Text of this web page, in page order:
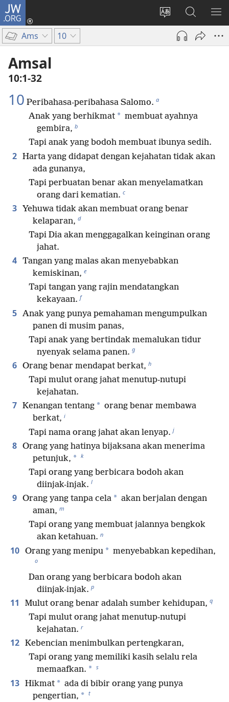
JW.ORG
Ganti
bahasa
situs
Log
(terbuka
Cari
JW.ORG
Ams 10
Amsal
10:1-32
10 Peribahasa-peribahasa Salomo. a
Anak yang berhikmat * membuat ayahnya
gembira, b
Tapi anak yang bodoh membuat ibunya sedih.
2 Harta yang didapat dengan kejahatan tidak akan
ada gunanya,
Tapi perbuatan benar akan menyelamatkan
orang dari kematian. c
3 Yehuwa tidak akan membuat orang benar
kelaparan, d
Tapi Dia akan menggagalkan keinginan orang
jahat.
4 Tangan yang malas akan menyebabkan
kemiskinan, e
Tapi tangan yang rajin mendatangkan
kekayaan. f
5 Anak yang punya pemahaman mengumpulkan
panen di musim panas,
Tapi anak yang bertindak memalukan tidur
nyenyak selama panen. g
6 Orang benar mendapat berkat, h
Tapi mulut orang jahat menutup-nutupi
kejahatan.
7 Kenangan tentang * orang benar membawa
berkat, i
Tapi nama orang jahat akan lenyap. j
8 Orang yang hatinya bijaksana akan menerima
petunjuk, * k
Tapi orang yang berbicara bodoh akan
diinjak-injak. l
9 Orang yang tanpa cela * akan berjalan dengan
aman, m
Tapi orang yang membuat jalannya bengkok
akan ketahuan. n
10 Orang yang menipu * menyebabkan kepedihan,
o
Dan orang yang berbicara bodoh akan
diinjak-injak. p
11 Mulut orang benar adalah sumber kehidupan, q
Tapi mulut orang jahat menutup-nutupi
kejahatan. r
12 Kebencian menimbulkan pertengkaran,
Tapi orang yang memiliki kasih selalu rela
memaafkan. * s
13 Hikmat * ada di bibir orang yang punya
pengertian, * t